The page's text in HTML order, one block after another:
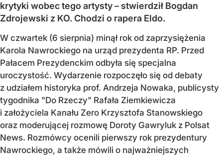
krytyki wobec tego artysty – stwierdził Bogdan
Zdrojewski z KO. Chodzi o rapera Eldo.
W czwartek (6 sierpnia) minął rok od zaprzysiężenia
Karola Nawrockiego na urząd prezydenta RP. Przed
Pałacem Prezydenckim odbyła się specjalna
uroczystość. Wydarzenie rozpoczęło się od debaty
z udziałem historyka prof. Andrzeja Nowaka, publicysty
tygodnika "Do Rzeczy" Rafała Ziemkiewicza
i założyciela Kanału Zero Krzysztofa Stanowskiego
oraz moderującej rozmowę Doroty Gawryluk z Polsat
News. Rozmówcy ocenili pierwszy rok prezydentury
Nawrockiego, a także mówili o najważniejszych